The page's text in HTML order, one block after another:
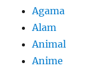
Agama
Alam
Animal
Anime